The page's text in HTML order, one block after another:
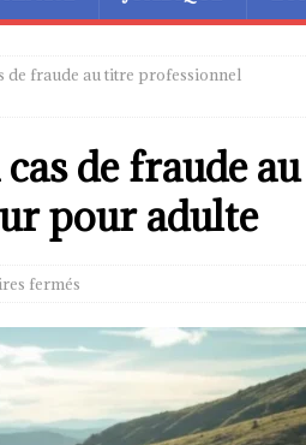
de fraude au titre professionnel
de fraude au
pour adulte
fermés